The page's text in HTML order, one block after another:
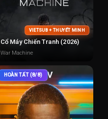
VIETSUB + THUYẾT MINH
Cổ Máy Chiến Tranh (2026)
War Machine
HOÀN TẤT (8/8)